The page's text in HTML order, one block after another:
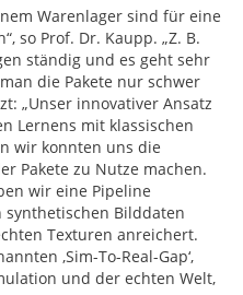
Warenlager sind für eine
so Prof. Dr. Kaupp. „Z. B.
ständig und es geht sehr
die Pakete nur schwer
„Unser innovativer Ansatz
Lernens mit klassischen
wir konnten uns die
Pakete zu Nutze machen.
wir eine Pipeline
synthetischen Bilddaten
Texturen anreichert.
,Sim-To-Real-Gap‘,
und der echten Welt,